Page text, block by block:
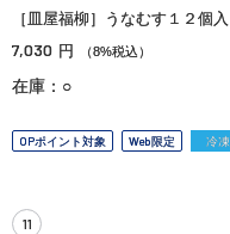
［皿屋福柳］うなむす１２個入
7,030 円 （8%税込）
在庫：○
OPポイント対象 Web限定 冷凍
11